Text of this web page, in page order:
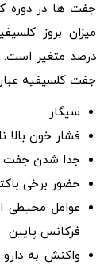
جفت ها در دوره
درصد متغیر است.
جفت کلسیفیه
سیگار
فشار خون بالا
جدا شدن جفت
حضور برخی
عوامل محیطی
فرکانس پایین
واکنش به